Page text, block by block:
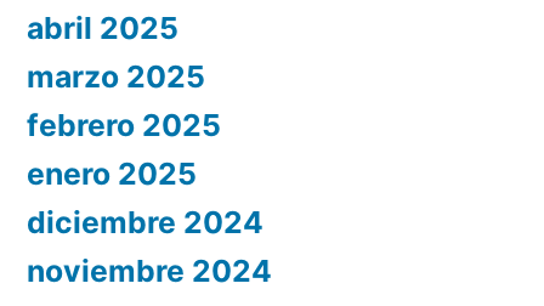
abril 2025
marzo 2025
febrero 2025
enero 2025
diciembre 2024
noviembre 2024